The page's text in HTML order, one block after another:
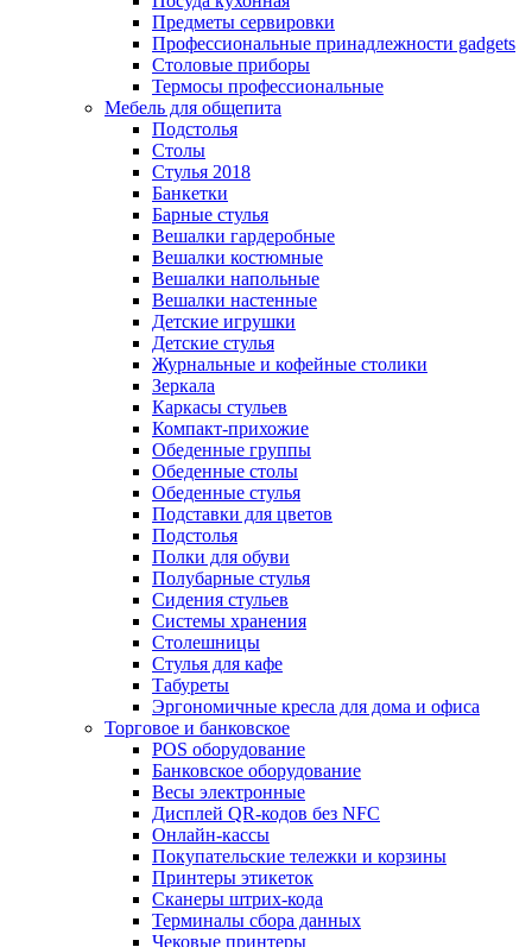
Предметы сервировки
Профессиональные принадлежности gadgets
Столовые приборы
Термосы профессиональные
Мебель для общепита
Подстолья
Столы
Стулья 2018
Банкетки
Барные стулья
Вешалки гардеробные
Вешалки костюмные
Вешалки напольные
Вешалки настенные
Детские игрушки
Детские стулья
Журнальные и кофейные столики
Зеркала
Каркасы стульев
Компакт-прихожие
Обеденные группы
Обеденные столы
Обеденные стулья
Подставки для цветов
Подстолья
Полки для обуви
Полубарные стулья
Сидения стульев
Системы хранения
Столешницы
Стулья для кафе
Табуреты
Эргономичные кресла для дома и офиса
Торговое и банковское
POS оборудование
Банковское оборудование
Весы электронные
Дисплей QR-кодов без NFC
Онлайн-кассы
Покупательские тележки и корзины
Принтеры этикеток
Сканеры штрих-кода
Терминалы сбора данных
Чековые принтеры